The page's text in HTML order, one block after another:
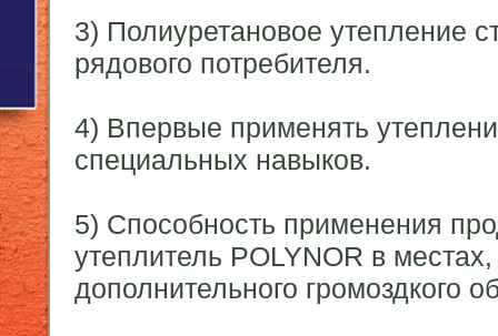
3) Полиуретановое утепление
рядового потребителя.
4) Впервые применять
специальных навыков.
5) Способность применения
утеплитель POLYNOR в местах,
дополнительного громоздкого